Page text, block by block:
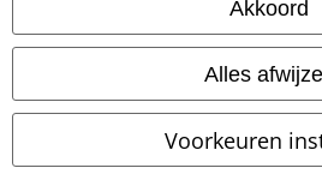
Akkoord
Alles
Voorkeuren
Legal
Bedrijfsgegevens